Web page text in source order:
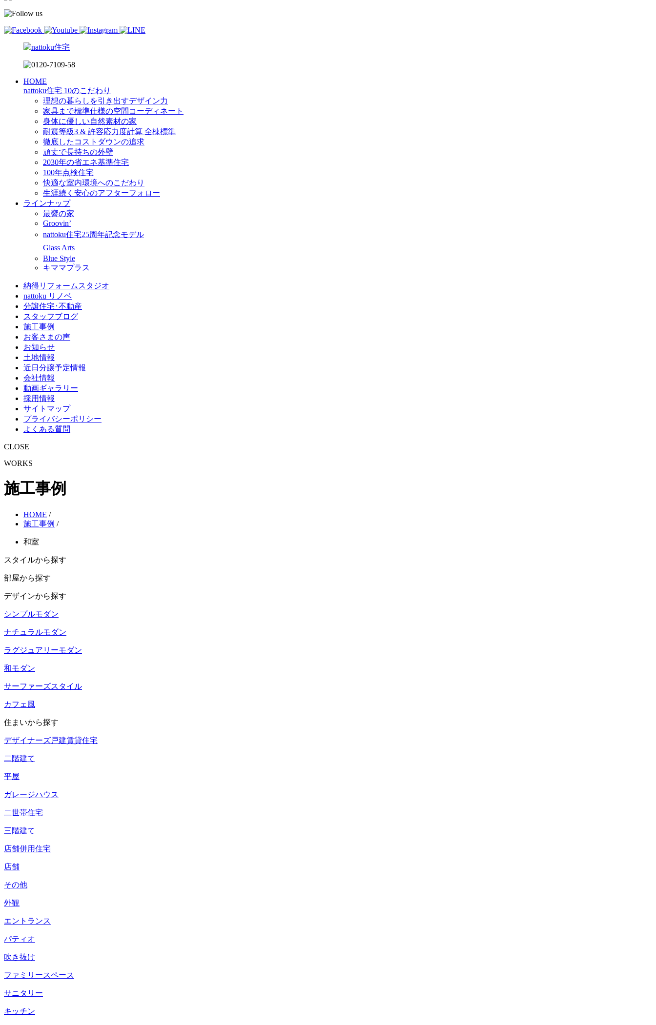
HOME
nattoku住宅 10のこだわり
理想の暮らしを引き出すデザイン力
家具まで標準仕様の空間コーディネート
身体に優しい自然素材の家
耐震等級3 & 許容応力度計算 全棟標準
徹底したコストダウンの追求
頑丈で長持ちの外壁
2030年の省エネ基準住宅
100年点検住宅
快適な室内環境へのこだわり
生涯続く安心のアフターフォロー
ラインナップ
最響の家
Groovin’
nattoku住宅25周年記念モデル
Glass Arts
Blue Style
キママプラス
納得リフォームスタジオ
nattoku リノベ
分譲住宅･不動産
スタッフブログ
施工事例
お客さまの声
お知らせ
土地情報
近日分譲予定情報
会社情報
動画ギャラリー
採用情報
サイトマップ
プライバシーポリシー
よくある質問
CLOSE
WORKS
施工事例
HOME /
施工事例 /
和室
スタイルから探す
部屋から探す
デザインから探す
シンプルモダン
ナチュラルモダン
ラグジュアリーモダン
和モダン
サーファーズスタイル
カフェ風
住まいから探す
デザイナーズ戸建賃貸住宅
二階建て
平屋
ガレージハウス
二世帯住宅
三階建て
店舗併用住宅
店舗
その他
外観
エントランス
パティオ
吹き抜け
ファミリースペース
サニタリー
キッチン